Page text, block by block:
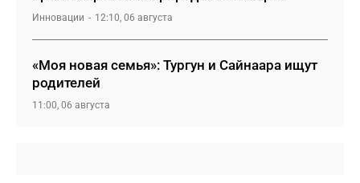
Инновации 12:10, 06 августа
«Моя новая семья»: Тургун и Сайнаара ищут
родителей
11:00, 06 августа